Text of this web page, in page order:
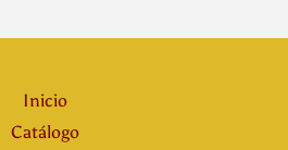
Inicio
Catálogo